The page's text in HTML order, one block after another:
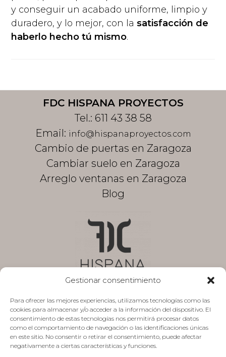
Gestionar consentimiento
Para ofrecer las mejores experiencias, utilizamos tecnologías como las
cookies para almacenar y/o acceder a la información del dispositivo. El
consentimiento de estas tecnologías nos permitirá procesar datos
como el comportamiento de navegación o las identificaciones únicas
en este sitio. No consentir o retirar el consentimiento, puede afectar
negativamente a ciertas características y funciones.
y conseguir un acabado uniforme, limpio y
duradero, y lo mejor, con lasatisfacción de
haberlo hecho tú mismo.
FDC HISPANA PROYECTOS
Tel.: 611 43 38 58
Email: info@hispanaproyectos.com
Cambio de puertas en Zaragoza
Cambiar suelo en Zaragoza
Arreglo ventanas en Zaragoza
Blog
Aviso legal
Política de privacidad
Presupuesto sin compromiso